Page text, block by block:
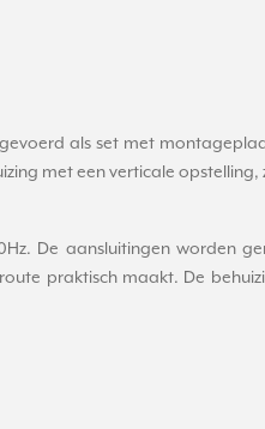
als set met
met een verticale
De aansluitingen worden
praktisch maakt. De